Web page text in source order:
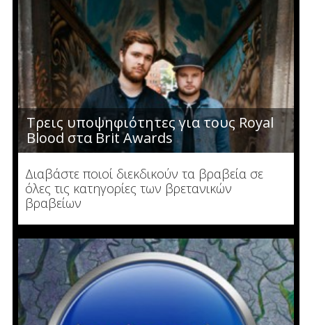
Τρεις υποψηφιότητες για τους Royal
Bloοd στα Brit Awards
Διαβάστε ποιοί διεκδικούν τα βραβεία σε
όλες τις κατηγορίες των βρετανικών
βραβείων